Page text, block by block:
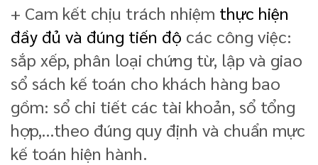
+ Cam kết chịu trách nhiệm thực hiện
đầy đủ và đúng tiến độ các công việc:
sắp xếp, phân loại chứng từ, lập và giao
sổ sách kế toán cho khách hàng bao
gồm: sổ chi tiết các tài khoản, sổ tổng
hợp,…theo đúng quy định và chuẩn mực
kế toán hiện hành.